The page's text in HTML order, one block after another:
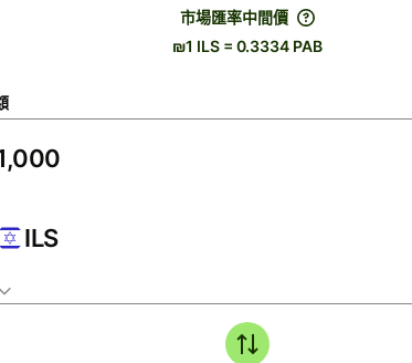
市場匯率中間價
₪1 ILS = 0.3334 PAB
ILS